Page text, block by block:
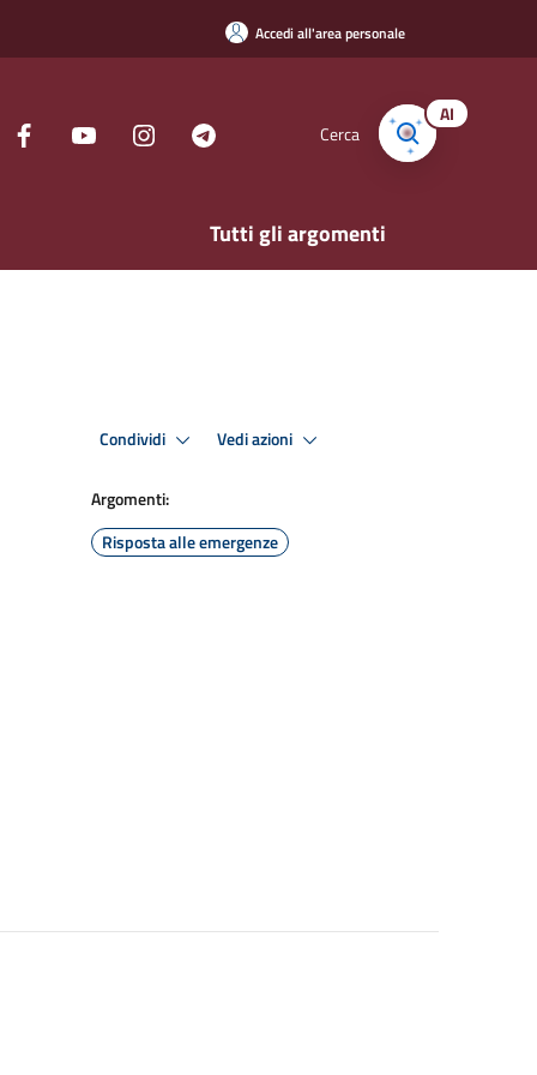
Accedi all'area personale
Cerca
AI
Tutti gli argomenti
Condividi Vedi azioni
Argomenti:
Risposta alle emergenze